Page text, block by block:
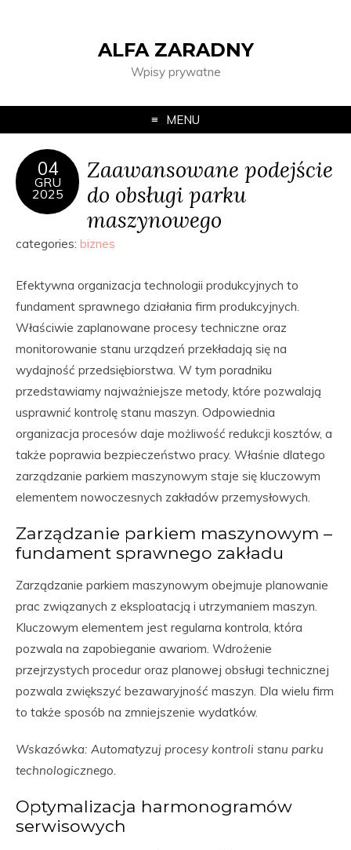
ALFA ZARADNY
Wpisy prywatne
MENU
04
GRU
2025
Zaawansowane podejście
do obsługi parku
maszynowego
categories: biznes
Efektywna organizacja technologii produkcyjnych to
fundament sprawnego działania firm produkcyjnych.
Właściwie zaplanowane procesy techniczne oraz
monitorowanie stanu urządzeń przekładają się na
wydajność przedsiębiorstwa. W tym poradniku
przedstawiamy najważniejsze metody, które pozwalają
usprawnić kontrolę stanu maszyn. Odpowiednia
organizacja procesów daje możliwość redukcji kosztów, a
także poprawia bezpieczeństwo pracy. Właśnie dlatego
zarządzanie parkiem maszynowym staje się kluczowym
elementem nowoczesnych zakładów przemysłowych.
Zarządzanie parkiem maszynowym –
fundament sprawnego zakładu
Zarządzanie parkiem maszynowym obejmuje planowanie
prac związanych z eksploatacją i utrzymaniem maszyn.
Kluczowym elementem jest regularna kontrola, która
pozwala na zapobieganie awariom. Wdrożenie
przejrzystych procedur oraz planowej obsługi technicznej
pozwala zwiększyć bezawaryjność maszyn. Dla wielu firm
to także sposób na zmniejszenie wydatków.
Wskazówka: Automatyzuj procesy kontroli stanu parku
technologicznego.
Optymalizacja harmonogramów
serwisowych